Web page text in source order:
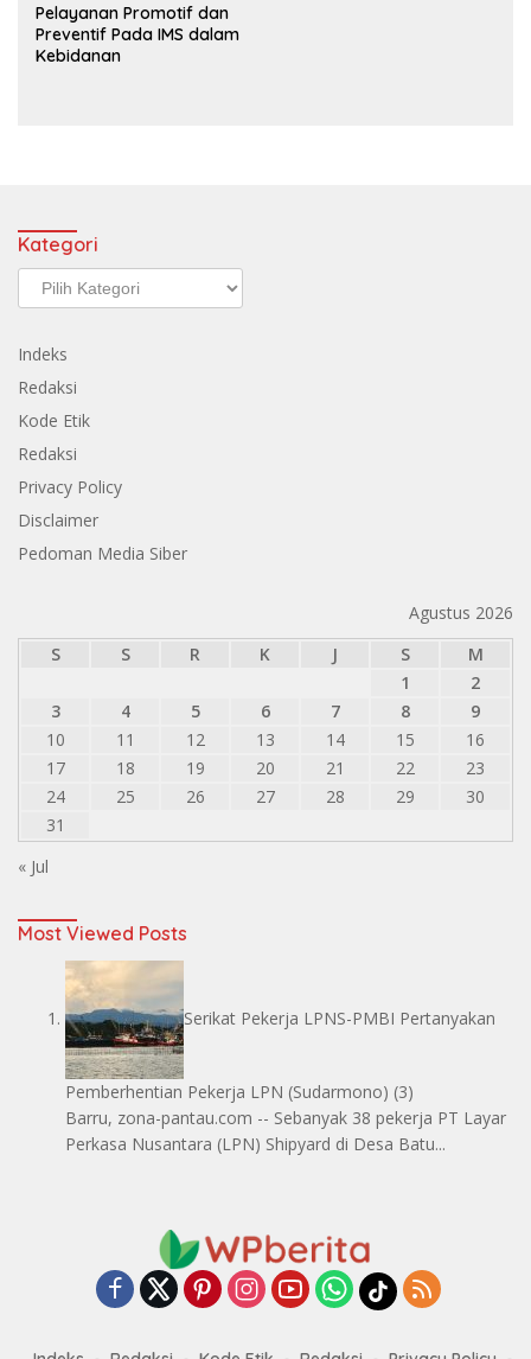
Pelayanan Promotif dan
Preventif Pada IMS dalam
Kebidanan
Kategori
Kategori
Indeks
Redaksi
Kode Etik
Redaksi
Privacy Policy
Disclaimer
Pedoman Media Siber
Agustus 2026
S
S R K J S
M
1
2
3
4 5 6 7 8
9
10
11 12 13 14 15
16
17
18 19 20 21 22
23
24
25 26 27 28 29
30
31
« Jul
Most Viewed Posts
Serikat Pekerja LPNS-PMBI Pertanyakan
Pemberhentian Pekerja LPN (Sudarmono) (3)
Barru, zona-pantau.com -- Sebanyak 38 pekerja PT Layar
Perkasa Nusantara (LPN) Shipyard di Desa Batu...